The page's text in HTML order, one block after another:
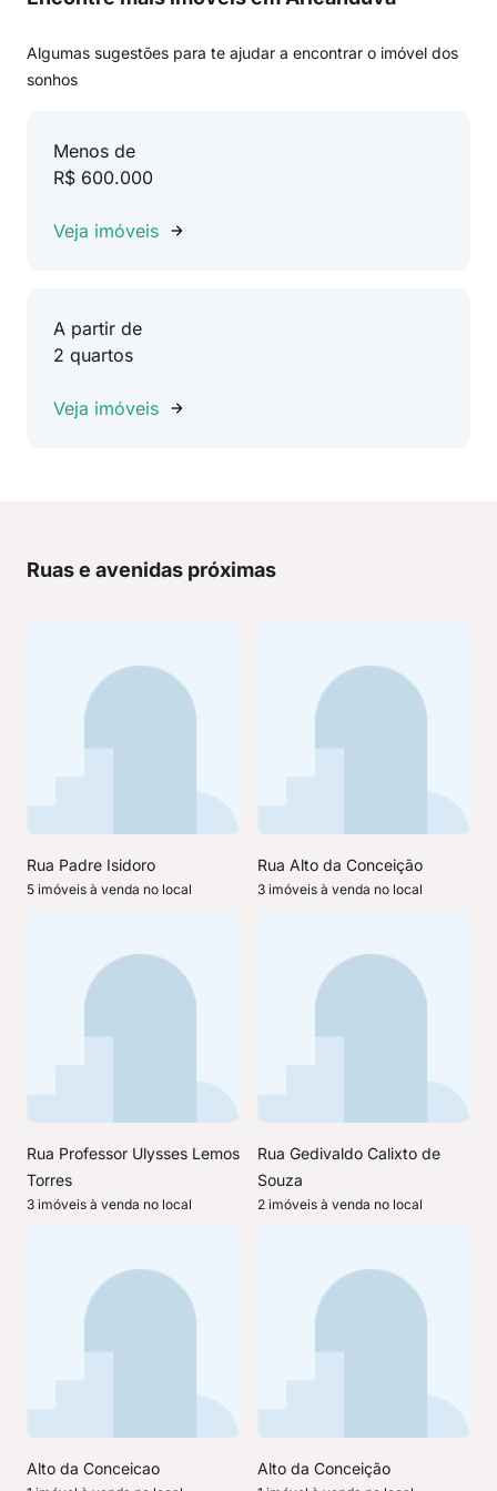
Algumas sugestões para te ajudar a encontrar o imóvel dos
sonhos
Menos de
R$ 600.000
Veja imóveis
A partir de
2 quartos
Veja imóveis
Ruas e avenidas próximas
Rua Padre Isidoro
5 imóveis à venda no local
Rua Alto da Conceição
3 imóveis à venda no local
Rua Professor Ulysses Lemos
Torres
3 imóveis à venda no local
Rua Gedivaldo Calixto de
Souza
2 imóveis à venda no local
Alto da Conceicao Alto da Conceição